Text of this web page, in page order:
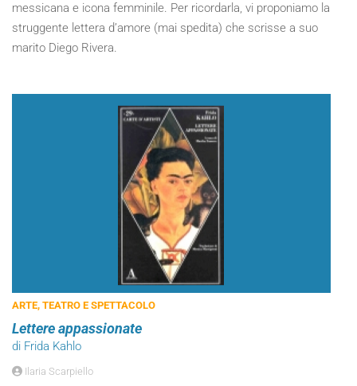
messicana e icona femminile. Per ricordarla, vi proponiamo la
struggente lettera d’amore (mai spedita) che scrisse a suo
marito Diego Rivera.
ARTE, TEATRO E SPETTACOLO
Lettere appassionate
di Frida Kahlo
Ilaria Scarpiello